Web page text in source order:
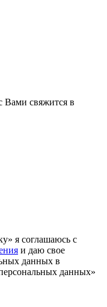
Вами свяжится в
я соглашаюсь с
и даю свое
данных в
данных»